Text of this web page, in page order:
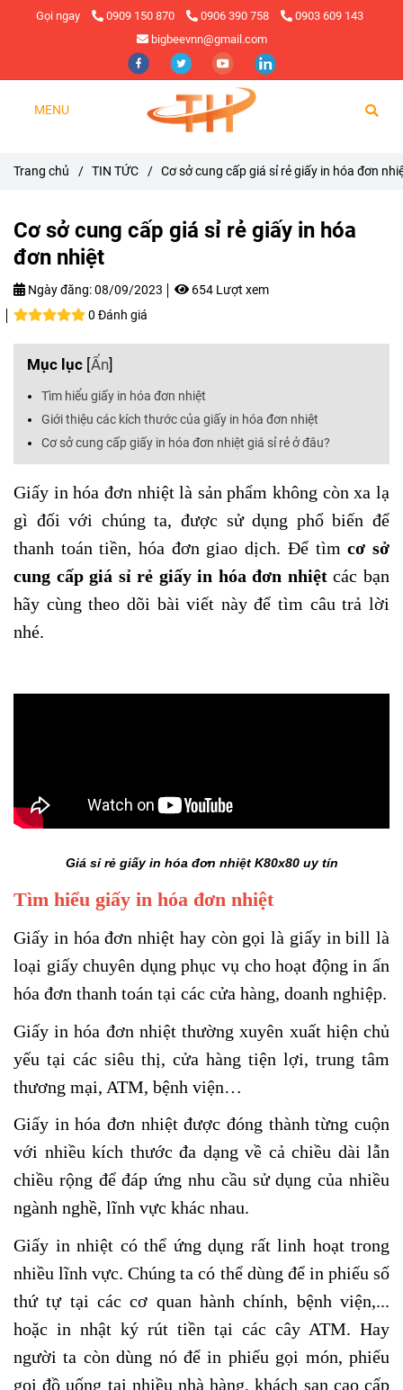
Gọi ngay 0909 150 870 0906 390 758
0903 609 143
bigbeevnn@gmail.com
MENU
Trang chủ / TIN TỨC / Cơ sở cung cấp giá sỉ rẻ giấy in hóa đơn
Cơ sở cung cấp giá sỉ rẻ giấy in hóa
đơn nhiệt
Ngày đăng:08/09/2023
654 Lượt xem
0 Đánh giá
Mục lục [Ẩn]
Tìm hiểu giấy in hóa đơn nhiệt
Giới thiệu các kích thước của giấy in hóa đơn nhiệt
Cơ sở cung cấp giấy in hóa đơn nhiệt giá sỉ rẻ ở đâu?
Giấy in hóa đơn nhiệt là sản phẩm không còn xa lạ
gì đối với chúng ta, được sử dụng phổ biến để
thanh toán tiền, hóa đơn giao dịch. Để tìmcơ sở
cung cấp giá sỉ rẻ giấy in hóa đơn nhiệtcác bạn
hãy cùng theo dõi bài viết này để tìm câu trả lời
nhé.
Giá sỉ rẻ giấy in hóa đơn nhiệt K80x80 uy tín
Tìm hiểu giấy in hóa đơn nhiệt
Giấy in hóa đơn nhiệt hay còn gọi là giấy in bill là
loại giấy chuyên dụng phục vụ cho hoạt động in ấn
hóa đơn thanh toán tại các cửa hàng, doanh nghiệp.
Giấy in hóa đơn nhiệt thường xuyên xuất hiện chủ
yếu tại các siêu thị, cửa hàng tiện lợi, trung tâm
thương mại, ATM, bệnh viện…
Giấy in hóa đơn nhiệt được đóng thành từng cuộn
với nhiều kích thước đa dạng về cả chiều dài lẫn
chiều rộng để đáp ứng nhu cầu sử dụng của nhiều
ngành nghề, lĩnh vực khác nhau.
Giấy in nhiệt có thể ứng dụng rất linh hoạt trong
nhiều lĩnh vực. Chúng ta có thể dùng để in phiếu số
thứ tự tại các cơ quan hành chính, bệnh viện,...
hoặc in nhật ký rút tiền tại các cây ATM. Hay
người ta còn dùng nó để in phiếu gọi món, phiếu
gọi đồ uống tại nhiều nhà hàng, khách sạn cao cấp